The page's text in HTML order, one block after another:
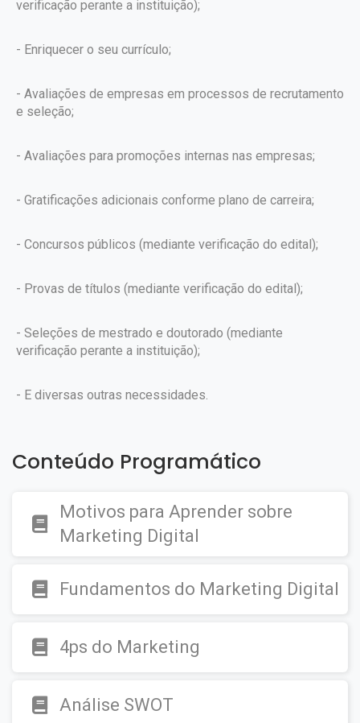
verificação perante a instituição);
- Enriquecer o seu currículo;
- Avaliações de empresas em processos de recrutamento
e seleção;
- Avaliações para promoções internas nas empresas;
- Gratificações adicionais conforme plano de carreira;
- Concursos públicos (mediante verificação do edital);
- Provas de títulos (mediante verificação do edital);
- Seleções de mestrado e doutorado (mediante
verificação perante a instituição);
- E diversas outras necessidades.
Conteúdo Programático
Motivos para Aprender sobre
Marketing Digital
Fundamentos do Marketing Digital
4ps do Marketing
Análise SWOT